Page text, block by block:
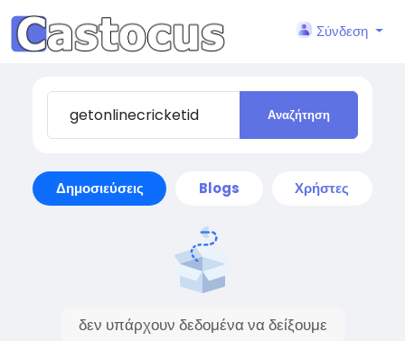
Σύνδεση
Αναζήτηση
Δημοσιεύσεις Blogs Χρήστες
δεν υπάρχουν δεδομένα να δείξουμε